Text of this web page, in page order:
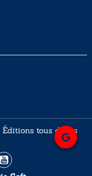
tous droits